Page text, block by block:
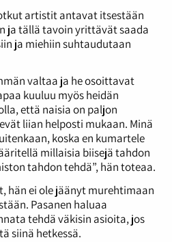
artistit antavat itsestään
ja tällä tavoin yrittävät saada
ja miehiin suhtaudutaan
valtaa ja he osoittavat
kuuluu myös heidän
että naisia on paljon
liian helposti mukaan. Minä
koska en kumartele
millaisia biisejä tahdon
tahdon tehdä”, hän toteaa.
hän ei ole jäänyt murehtimaan
Pasanen haluaa
tehdä väkisin asioita, jos
siinä hetkessä.